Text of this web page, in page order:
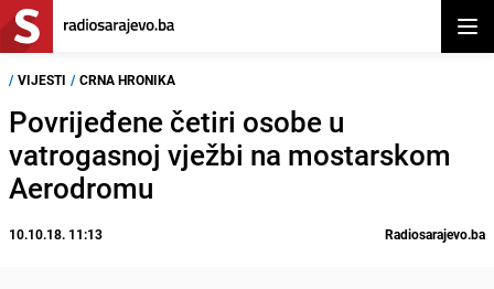
/ VIJESTI / CRNA HRONIKA
Povrijeđene četiri osobe u
vatrogasnoj vježbi na mostarskom
Aerodromu
10.10.18. 11:13 Radiosarajevo.ba